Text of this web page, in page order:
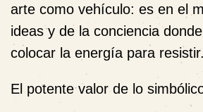
arte como vehículo: es en el
ideas y de la conciencia
colocar la energía para resistir.
El potente valor de lo